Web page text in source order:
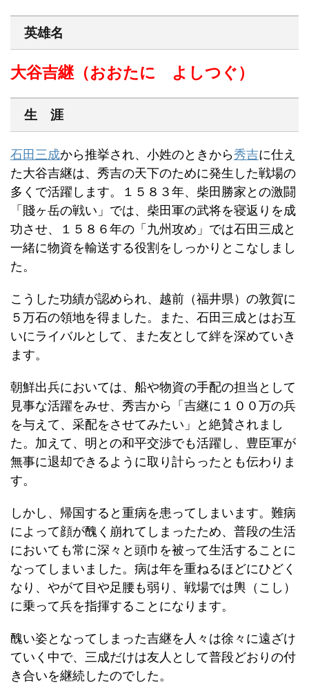
英雄名
大谷吉継（おおたに よしつぐ）
生 涯
石田三成から推挙され、小姓のときから秀吉に仕え
た大谷吉継は、秀吉の天下のために発生した戦場の
多くで活躍します。１５８３年、柴田勝家との激闘
「賤ヶ岳の戦い」では、柴田軍の武将を寝返りを成
功させ、１５８６年の「九州攻め」では石田三成と
一緒に物資を輸送する役割をしっかりとこなしまし
た。
こうした功績が認められ、越前（福井県）の敦賀に
５万石の領地を得ました。また、石田三成とはお互
いにライバルとして、また友として絆を深めていき
ます。
朝鮮出兵においては、船や物資の手配の担当として
見事な活躍をみせ、秀吉から「吉継に１００万の兵
を与えて、采配をさせてみたい」と絶賛されまし
た。加えて、明との和平交渉でも活躍し、豊臣軍が
無事に退却できるように取り計らったとも伝わりま
す。
しかし、帰国すると重病を患ってしまいます。難病
によって顔が醜く崩れてしまったため、普段の生活
においても常に深々と頭巾を被って生活することに
なってしまいました。病は年を重ねるほどにひどく
なり、やがて目や足腰も弱り、戦場では輿（こし）
に乗って兵を指揮することになります。
醜い姿となってしまった吉継を人々は徐々に遠ざけ
ていく中で、三成だけは友人として普段どおりの付
き合いを継続したのでした。